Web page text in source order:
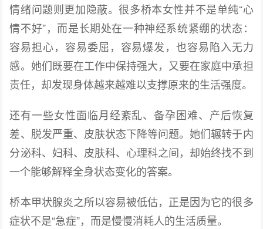
情绪问题则更加隐蔽。很多桥本女性并不是单纯“心
情不好”，而是长期处在一种神经系统紧绷的状态：
容易担心，容易委屈，容易爆发，也容易陷入无力
感。她们既要在工作中保持强大，又要在家庭中承担
责任，却发现身体越来越难以支撑原来的生活强度。
还有一些女性面临月经紊乱、备孕困难、产后恢复
差、脱发严重、皮肤状态下降等问题。她们辗转于内
分泌科、妇科、皮肤科、心理科之间，却始终找不到
一个能够解释全身状态变化的答案。
桥本甲状腺炎之所以容易被低估，正是因为它的很多
症状不是“急症”，而是慢慢消耗人的生活质量。